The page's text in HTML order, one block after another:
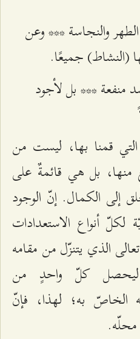
والنجاسة *** وعن
(النشاط) جميعًا.
*** بل لأجود
قمنا بها، ليست من
بل هي قائمةٌ على
الكمال. إنّ الوجود
لكلّ أنواع الاستعدادات
الذي يتنزّل من مقامه
ليحصل كلّ واحدٍ من
الخاصّ به؛ لهذا، فإنّ